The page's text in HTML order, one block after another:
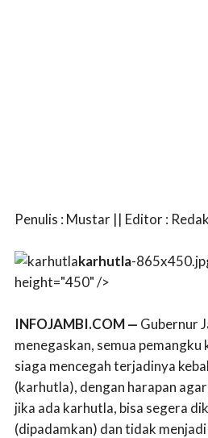
Penulis : Mustar || Editor :
karhutla-
height="450" />
INFOJAMBI.COM — Gubernur
menegaskan, semua pemangku
siaga mencegah terjadinya
(karhutla), dengan harapan
jika ada karhutla, bisa segera
(dipadamkan) dan tidak